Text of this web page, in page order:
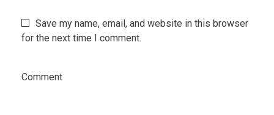
Save my name, email, and website in this browser
for the next time I comment.
Comment